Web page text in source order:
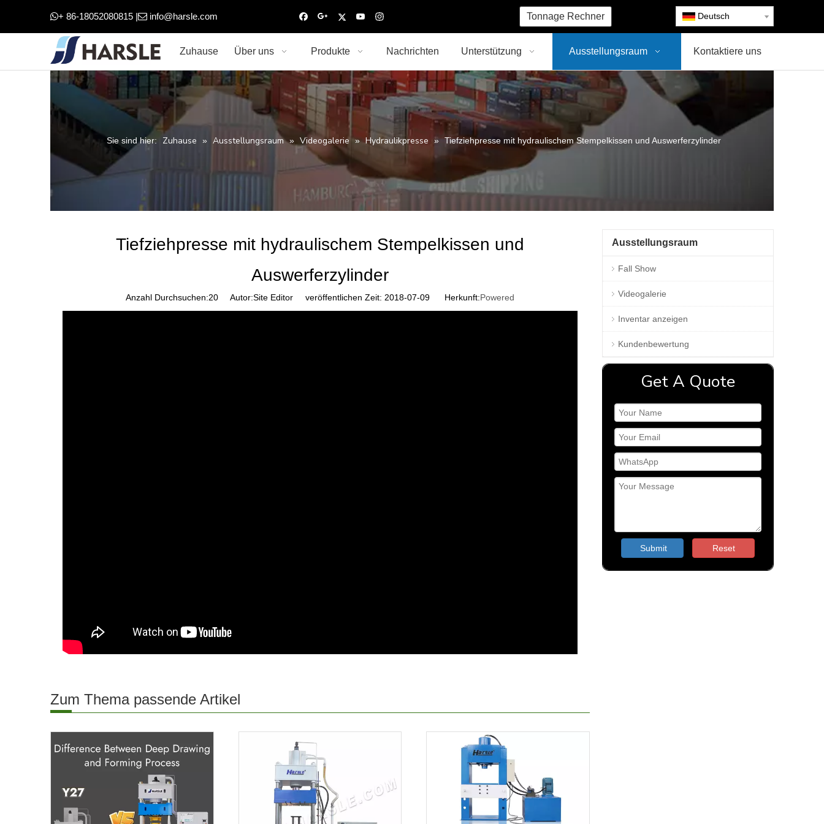
+ 86-18052080815 | info@harsle.com Tonnage Rechner Deutsch
Zuhause Über uns Produkte Nachrichten Unterstützung Ausstellungsraum Kontaktiere uns
Sie sind hier: Zuhause » Ausstellungsraum » Videogalerie » Hydraulikpresse » Tiefziehpresse mit hydraulischem Stempelkissen und Auswerferzylinder
Tiefziehpresse mit hydraulischem Stempelkissen und
Auswerferzylinder
Anzahl Durchsuchen:20 Autor:Site Editor veröffentlichen Zeit: 2018-07-09 Herkunft:Powered
Zum Thema passende Artikel
Ausstellungsraum
Fall Show
Videogalerie
Inventar anzeigen
Kundenbewertung
Get A Quote
Submit Reset